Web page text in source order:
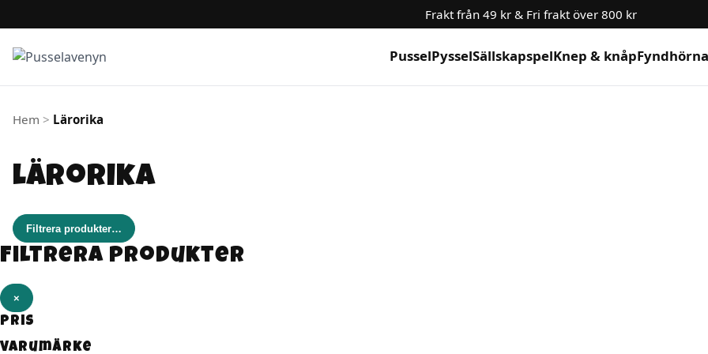
Hoppa till innehåll
Frakt från 49 kr & Fri frakt över 800 kr
PusselPysselSällskapspelKnep & knåpFyndhörna
Hem > Lärorika
Lärorika
Filtrera produkter…
Filtrera produkter
×
Pris
Varumärke